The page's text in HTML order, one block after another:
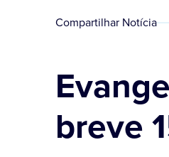
Compartilhar Notícia
breve